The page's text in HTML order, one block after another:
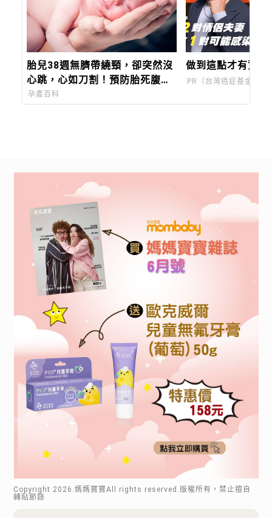
胎兒38週無臍帶繞頸，卻突然沒
心跳，心如刀割！預防胎死腹中
注意胎兒6徵兆、母體5狀況
孕產百科
做到這點才有資格
PR（台灣癌症基金會）
Copyright 2026 .媽媽寶寶All rights reserved.版權所有，禁止擅自
轉貼節錄